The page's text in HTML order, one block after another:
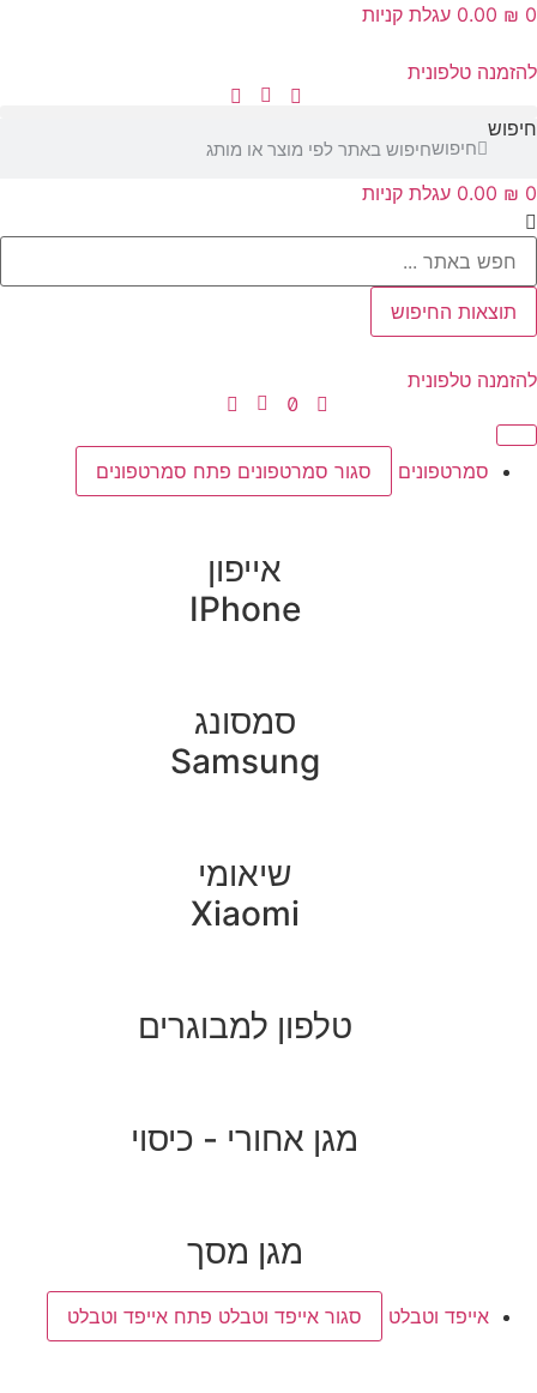
‎0.00 עגלת קניות
טלפונית
חיפוש
‎0.00 עגלת קניות
החיפוש
טלפונית
סמרטפונים סגור סמרטפונים פתח סמרטפונים
אייפון
IPhone
סמסונג
Samsung
שיאומי
Xiaomi
טלפון למבוגרים
מגן אחורי - כיסוי
מגן מסך
אייפד וטבלט סגור אייפד וטבלט פתח אייפד וטבלט